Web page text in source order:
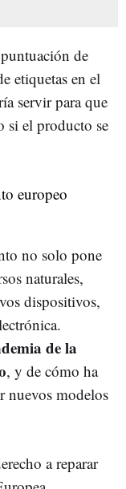
de
etiquetas en el
servir para que
si el producto se
no solo pone
naturales,
dispositivos,
de la
, y de cómo ha
nuevos modelos
a reparar